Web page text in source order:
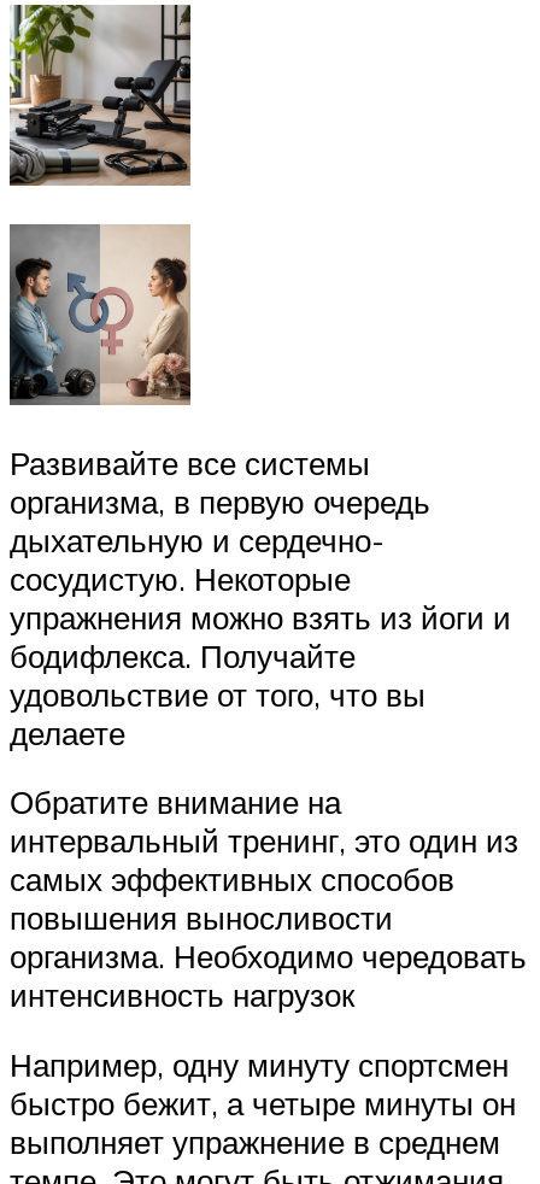
Развивайте все системы
организма, в первую очередь
дыхательную и сердечно-
сосудистую. Некоторые
упражнения можно взять из йоги и
бодифлекса. Получайте
удовольствие от того, что вы
делаете
Обратите внимание на
интервальный тренинг, это один из
самых эффективных способов
повышения выносливости
организма. Необходимо чередовать
интенсивность нагрузок
Например, одну минуту спортсмен
быстро бежит, а четыре минуты он
выполняет упражнение в среднем